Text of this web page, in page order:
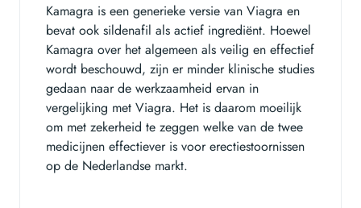
Kamagra is een generieke versie van Viagra en
bevat ook sildenafil als actief ingrediënt. Hoewel
Kamagra over het algemeen als veilig en effectief
wordt beschouwd, zijn er minder klinische studies
gedaan naar de werkzaamheid ervan in
vergelijking met Viagra. Het is daarom moeilijk
om met zekerheid te zeggen welke van de twee
medicijnen effectiever is voor erectiestoornissen
op de Nederlandse markt.